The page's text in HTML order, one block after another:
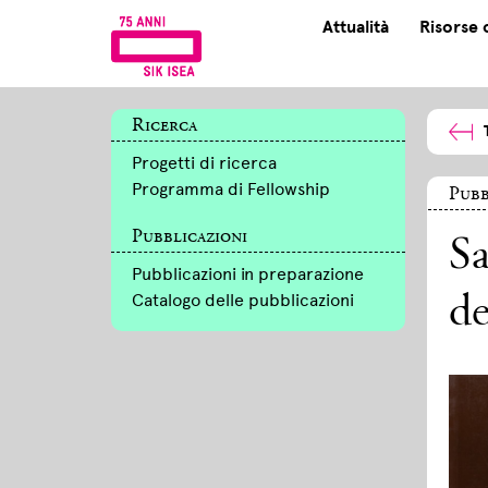
Attualità Risorse
Ricerca
Progetti di ricerca
Programma di Fellowship
Pubblicazioni
Pubblicazioni in preparazione
Catalogo delle pubblicazioni